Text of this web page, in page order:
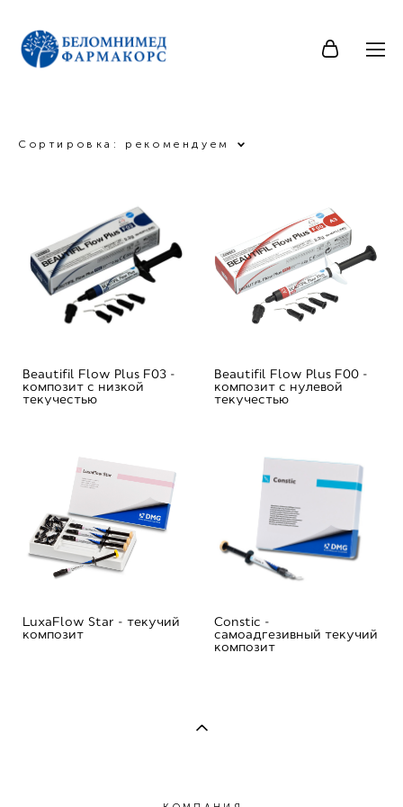
Сортировка: рекомендуем
Beautifil Flow Plus F03 -
композит с низкой
текучестью
Beautifil Flow Plus F00 -
композит с нулевой
текучестью
LuxaFlow Star - текучий
композит
Constic -
самоадгезивный текучий
композит